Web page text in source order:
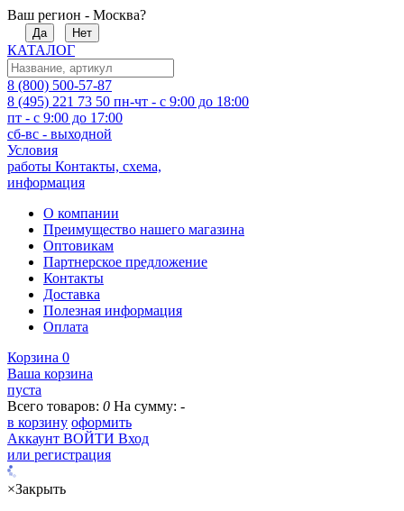
Ваш регион - Москва?
Да Нет
КАТАЛОГ
8 (800) 500-57-87
8 (495) 221 73 50 пн-чт - с 9:00 до 18:00
пт - с 9:00 до 17:00
сб-вс - выходной
Условия
работы Контакты, схема,
информация
О компании
Преимущество нашего магазина
Оптовикам
Партнерское предложение
Контакты
Доставка
Полезная информация
Оплата
Корзина 0
Ваша корзина
пуста
Всего товаров: 0 На сумму: -
в корзину оформить
Аккаунт ВОЙТИ Вход
или регистрация
×Закрыть